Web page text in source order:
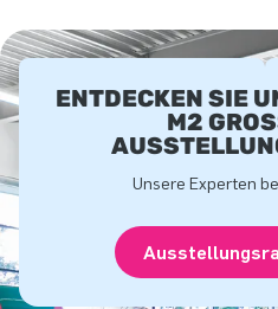
ENTDECKEN SIE
M2
Unsere Experten